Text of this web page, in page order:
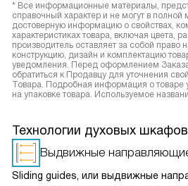
* Все информационные материалы,
справочный характер и не могут в полной
достоверную информацию о свойствах,
характеристиках товара, включая
производитель оставляет за собой право
конструкцию, дизайн и комплектацию
уведомления. Перед оформлением
обратиться к Продавцу для уточнения
Товара. Подробная информация о товаре
на упаковке товара. Используемое
Технологии духовых
Выдвижные
Sliding guides, или выдвижные